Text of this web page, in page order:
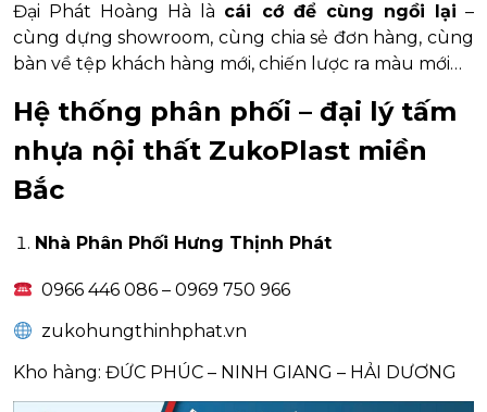
Đại Phát Hoàng Hà là cái cớ để cùng ngồi lại –
cùng dựng showroom, cùng chia sẻ đơn hàng, cùng
bàn về tệp khách hàng mới, chiến lược ra màu mới…
Hệ thống phân phối – đại lý tấm
nhựa nội thất ZukoPlast miền
Bắc
Nhà Phân Phối Hưng Thịnh Phát
0966 446 086 – 0969 750 966
zukohungthinhphat.vn
Kho hàng: ĐỨC PHÚC – NINH GIANG – HẢI DƯƠNG